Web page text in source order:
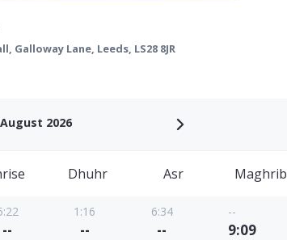
Galloway Lane, Leeds, LS28 8JR
August 2026
Dhuhr Asr Maghrib
--
1:16
--
6:34
--
--
9:09